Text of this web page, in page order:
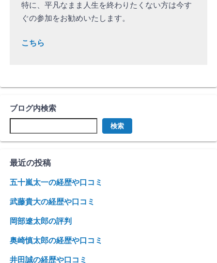
特に、平凡なまま人生を終わりたくない方は今す
ぐの参加をお勧めいたします。
こちら
ブログ内検索
検索
最近の投稿
五十嵐太一の経歴や口コミ
武藤貴大の経歴や口コミ
岡部遼太郎の評判
奥崎慎太郎の経歴や口コミ
井田誠の経歴や口コミ